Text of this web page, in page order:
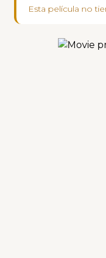
Esta película no